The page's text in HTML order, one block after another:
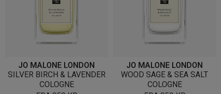
JO MALONE LONDON
SILVER BIRCH & LAVENDER
COLOGNE
JO MALONE LONDON
WOOD SAGE & SEA SALT
COLOGNE